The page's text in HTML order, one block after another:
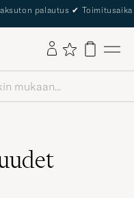
palautus ✔ Toimitusaika